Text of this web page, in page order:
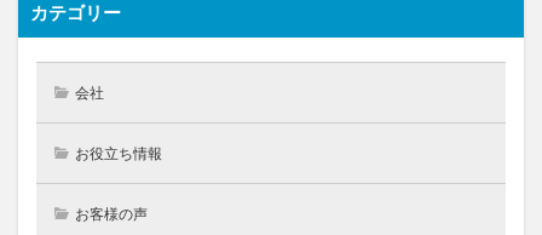
カテゴリー
会社
お役立ち情報
お客様の声